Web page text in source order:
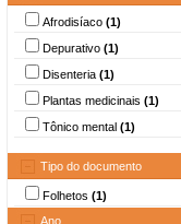
Afrodisíaco (1)
Depurativo (1)
Disenteria (1)
Plantas medicinais (1)
Tônico mental (1)
Tipo do documento
Folhetos (1)
Ano